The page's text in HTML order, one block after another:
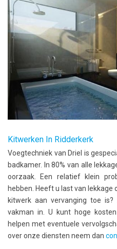
Kitwerken In Ridderkerk
Voegtechniek van Driel is
badkamer. In 80% van alle
oorzaak. Een relatief klein
hebben. Heeft u last van
kitwerk aan vervanging toe
vakman in. U kunt hoge
helpen met eventuele
over onze diensten neem dan